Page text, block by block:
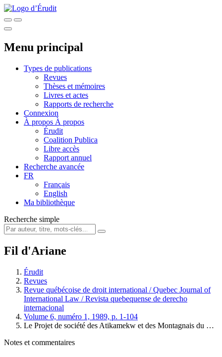
Menu principal
Types de publications
Revues
Thèses et mémoires
Livres et actes
Rapports de recherche
Connexion
À propos À propos
Érudit
Coalition Publica
Libre accès
Rapport annuel
Recherche avancée
FR
Français
English
Ma bibliothèque
Recherche simple
Fil d'Ariane
Érudit
Revues
Revue québécoise de droit international / Quebec Journal of
International Law / Revista quebequense de derecho
internacional
Volume 6, numéro 1, 1989, p. 1-104
Le Projet de société des Atikamekw et des Montagnais du …
Notes et commentaires